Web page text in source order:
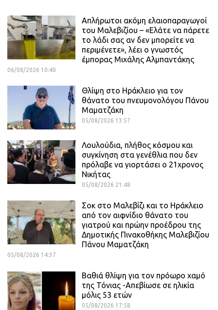
Απλήρωτοι ακόμη ελαιοπαραγωγοί
του Μαλεβιζίου – «Ελάτε να πάρετε
το λάδι σας αν δεν μπορείτε να
περιμένετε», λέει ο γνωστός
έμπορας Μιχάλης Αλμπαντάκης
06/08/2026 10:40
Θλίψη στο Ηράκλειο για τον
θάνατο του πνευμονολόγου Πάνου
Μαματζάκη
05/08/2026 13:57
Λουλούδια, πλήθος κόσμου και
συγκίνηση στα γενέθλια που δεν
πρόλαβε να γιορτάσει ο 21χρονος
Νικήτας
05/08/2026 21:48
Σοκ στο Μαλεβίζι και το Ηράκλειο
από τον αιφνίδιο θάνατο του
γιατρού και πρώην προέδρου της
Δημοτικής Πινακοθήκης Μαλεβιζίου
Πάνου Μαματζάκη
05/08/2026 14:37
Βαθιά θλίψη για τον πρόωρο χαμό
της Τόνιας -Απεβίωσε σε ηλικία
μόλις 53 ετών
05/08/2026 17:58